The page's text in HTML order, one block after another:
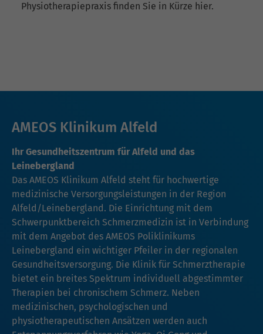
Physiotherapiepraxis finden Sie in Kürze hier.
AMEOS Klinikum Alfeld
Ihr Gesundheitszentrum für Alfeld und das
Leinebergland
Das AMEOS Klinikum Alfeld steht für hochwertige
medizinische Versorgungsleistungen in der Region
Alfeld/Leinebergland. Die Einrichtung mit dem
Schwerpunktbereich Schmerzmedizin ist in Verbindung
mit dem Angebot des AMEOS Poliklinikums
Leinebergland ein wichtiger Pfeiler in der regionalen
Gesundheitsversorgung. Die Klinik für Schmerztherapie
bietet ein breites Spektrum individuell abgestimmter
Therapien bei chronischem Schmerz. Neben
medizinischen, psychologischen und
physiotherapeutischen Ansätzen werden auch